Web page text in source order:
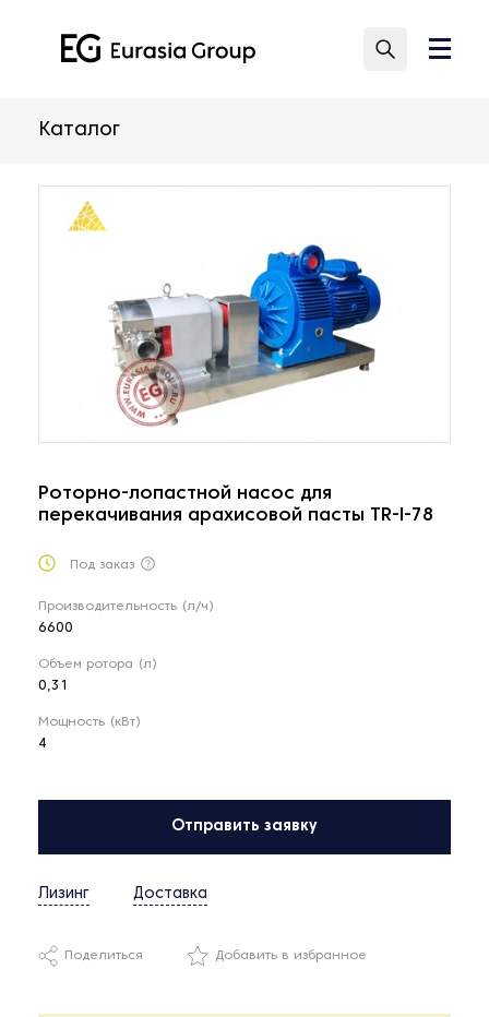
Каталог
Роторно-лопастной насос для
перекачивания арахисовой пасты TR-I-78
Под заказ
Производительность (л/ч)
6600
Объем ротора (л)
0,31
Мощность (кВт)
4
Отправить заявку
Лизинг Доставка
Поделиться Добавить в избранное